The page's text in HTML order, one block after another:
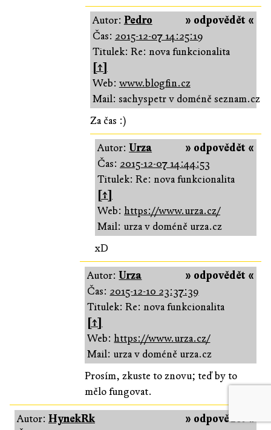
» odpovědět «
Autor: Pedro
Čas: 2015-12-07 14:25:19
Titulek: Re: nova funkcionalita
[↑]
Web: www.blogfin.cz
Mail: sachyspetr v doméně seznam.cz
Za čas :)
» odpovědět «
Autor:Urza
Čas: 2015-12-07 14:44:53
Titulek: Re: nova funkcionalita
[↑]
Web:https://www.urza.cz/
Mail: urza v doméně urza.cz
xD
» odpovědět «
Autor:Urza
Čas: 2015-12-10 23:37:39
Titulek: Re: nova funkcionalita
[↑]
Web:https://www.urza.cz/
Mail: urza v doméně urza.cz
Prosím, zkuste to znovu; teď by to
mělo fungovat.
» odpovědět «
Autor: HynekRk